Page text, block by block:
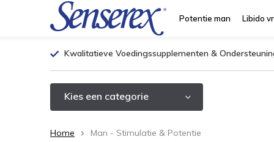
Potentie man Libido
Kwalitatieve Voedingssupplementen &
Kies een categorie
Home Man - Stimulatie & Potentie